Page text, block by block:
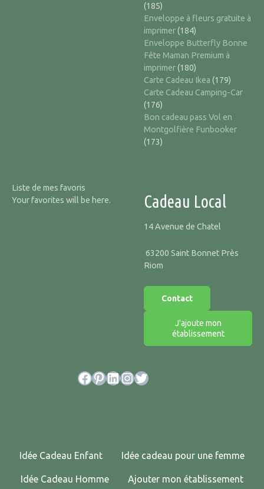
(185)
Enveloppe à fleurs gratuite à
imprimer(184)
Enveloppe Butterfly Bonne
Fête Maman Premium à
imprimer(180)
Carte Cadeau Ikea (179)
Carte Cadeau Camping-Car
(176)
Bon cadeau pass Vol en
Montgolfière Funbooker
(173)
Liste de mes favoris
Your favorites will be here.
Cadeau Local
14 Avenue de Chatel
63200 Saint Bonnet Près
Riom
Contact
J'ajoute mon
établissement
Facebook Pinterest LinkedIn InstagramTwitter
Idée Cadeau Enfant Idée cadeau pour une femme
Idée Cadeau Homme Ajouter mon établissement